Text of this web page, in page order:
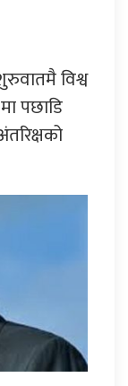
विश्व
पछाडि